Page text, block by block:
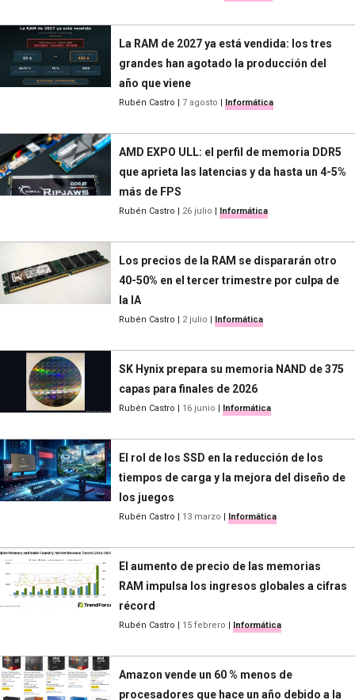
La RAM de 2027 ya está vendida: los tres
grandes han agotado la producción del
año que viene
Rubén Castro | 7 agosto | Informática
AMD EXPO ULL: el perfil de memoria DDR5
que aprieta las latencias y da hasta un 4-5%
más de FPS
Rubén Castro | 26 julio | Informática
Los precios de la RAM se dispararán otro
40-50% en el tercer trimestre por culpa de
la IA
Rubén Castro | 2 julio | Informática
SK Hynix prepara su memoria NAND de 375
capas para finales de 2026
Rubén Castro | 16 junio | Informática
El rol de los SSD en la reducción de los
tiempos de carga y la mejora del diseño de
los juegos
Rubén Castro | 13 marzo | Informática
El aumento de precio de las memorias
RAM impulsa los ingresos globales a cifras
récord
Rubén Castro | 15 febrero | Informática
Amazon vende un 60 % menos de
procesadores que hace un año debido a la